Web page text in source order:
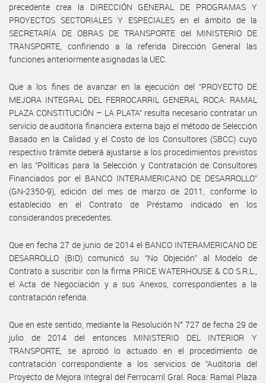
precedente crea la DIRECCIÓN GENERAL DE PROGRAMAS Y
PROYECTOS SECTORIALES Y ESPECIALES en el ámbito de la
SECRETARÍA DE OBRAS DE TRANSPORTE del MINISTERIO DE
TRANSPORTE, confiriendo a la referida Dirección General las
funciones anteriormente asignadas la UEC.
Que a los fines de avanzar en la ejecución del “PROYECTO DE
MEJORA INTEGRAL DEL FERROCARRIL GENERAL ROCA: RAMAL
PLAZA CONSTITUCIÓN – LA PLATA” resulta necesario contratar un
servicio de auditoría financiera externa bajo el método de Selección
Basado en la Calidad y el Costo de los Consultores (SBCC) cuyo
respectivo trámite deberá ajustarse a los procedimientos previstos
en las “Políticas para la Selección y Contratación de Consultores
Financiados por el BANCO INTERAMERICANO DE DESARROLLO”
(GN-2350-9), edición del mes de marzo de 2011, conforme lo
establecido en el Contrato de Préstamo indicado en los
considerandos precedentes.
Que en fecha 27 de junio de 2014 el BANCO INTERAMERICANO DE
DESARROLLO (BID) comunicó su “No Objeción” al Modelo de
Contrato a suscribir con la firma PRICE WATERHOUSE & CO S.R.L.,
el Acta de Negociación y a sus Anexos, correspondientes a la
contratación referida.
Que en este sentido, mediante la Resolución N° 727 de fecha 29 de
julio de 2014 del entonces MINISTERIO DEL INTERIOR Y
TRANSPORTE, se aprobó lo actuado en el procedimiento de
contratación correspondiente a los servicios de “Auditoria del
Proyecto de Mejora Integral del Ferrocarril Gral. Roca: Ramal Plaza